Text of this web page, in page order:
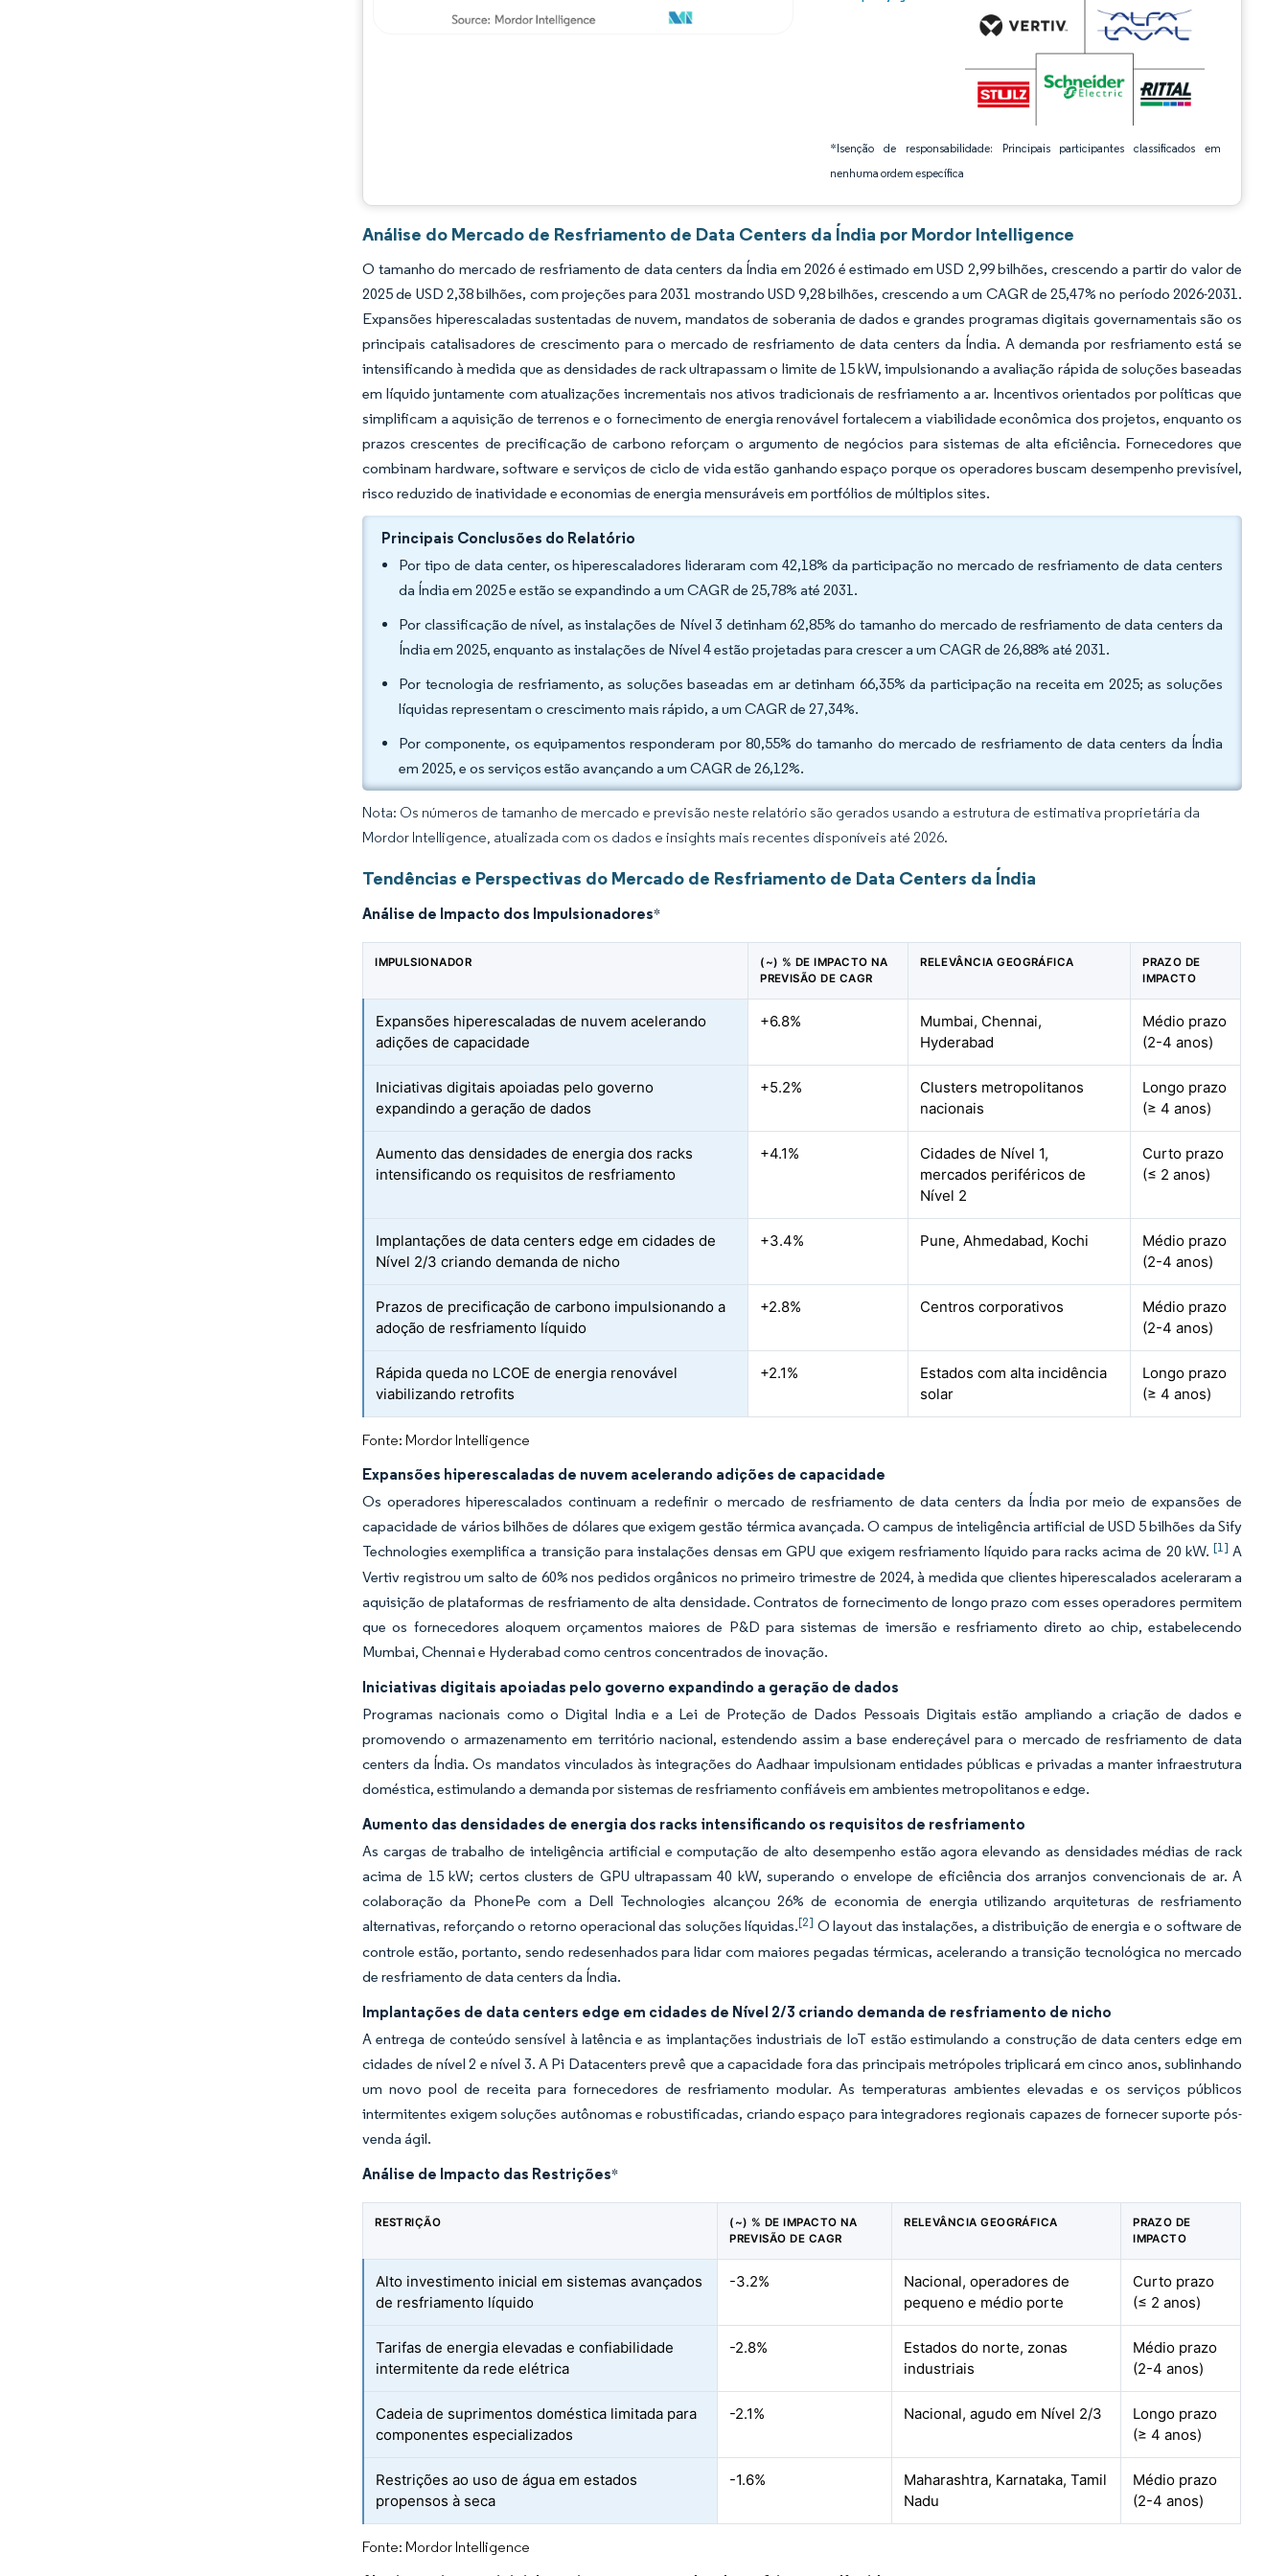
*Isenção de responsabilidade: Principais participantes classificados em
nenhuma ordem específica
Análise do Mercado de Resfriamento de Data Centers da Índia por Mordor Intelligence
O tamanho do mercado de resfriamento de data centers da Índia em 2026 é estimado em USD 2,99 bilhões, crescendo a partir do valor de
2025 de USD 2,38 bilhões, com projeções para 2031 mostrando USD 9,28 bilhões, crescendo a um CAGR de 25,47% no período 2026-2031.
Expansões hiperescaladas sustentadas de nuvem, mandatos de soberania de dados e grandes programas digitais governamentais são os
principais catalisadores de crescimento para o mercado de resfriamento de data centers da Índia. A demanda por resfriamento está se
intensificando à medida que as densidades de rack ultrapassam o limite de 15 kW, impulsionando a avaliação rápida de soluções baseadas
em líquido juntamente com atualizações incrementais nos ativos tradicionais de resfriamento a ar. Incentivos orientados por políticas que
simplificam a aquisição de terrenos e o fornecimento de energia renovável fortalecem a viabilidade econômica dos projetos, enquanto os
prazos crescentes de precificação de carbono reforçam o argumento de negócios para sistemas de alta eficiência. Fornecedores que
combinam hardware, software e serviços de ciclo de vida estão ganhando espaço porque os operadores buscam desempenho previsível,
risco reduzido de inatividade e economias de energia mensuráveis em portfólios de múltiplos sites.
Principais Conclusões do Relatório
Por tipo de data center, os hiperescaladores lideraram com 42,18% da participação no mercado de resfriamento de data centers
da Índia em 2025 e estão se expandindo a um CAGR de 25,78% até 2031.
Por classificação de nível, as instalações de Nível 3 detinham 62,85% do tamanho do mercado de resfriamento de data centers da
Índia em 2025, enquanto as instalações de Nível 4 estão projetadas para crescer a um CAGR de 26,88% até 2031.
Por tecnologia de resfriamento, as soluções baseadas em ar detinham 66,35% da participação na receita em 2025; as soluções
líquidas representam o crescimento mais rápido, a um CAGR de 27,34%.
Por componente, os equipamentos responderam por 80,55% do tamanho do mercado de resfriamento de data centers da Índia
em 2025, e os serviços estão avançando a um CAGR de 26,12%.
Nota: Os números de tamanho de mercado e previsão neste relatório são gerados usando a estrutura de estimativa proprietária da
Mordor Intelligence, atualizada com os dados e insights mais recentes disponíveis até 2026.
Tendências e Perspectivas do Mercado de Resfriamento de Data Centers da Índia
Análise de Impacto dos Impulsionadores*
IMPULSIONADOR
(~) % DE IMPACTO NA
PREVISÃO DE CAGR
RELEVÂNCIA GEOGRÁFICA
PRAZO DE
IMPACTO
Expansões hiperescaladas de nuvem acelerando
adições de capacidade
+6.8%
Mumbai, Chennai,
Hyderabad
Médio prazo
(2-4 anos)
Iniciativas digitais apoiadas pelo governo
expandindo a geração de dados
+5.2%
Clusters metropolitanos
nacionais
Longo prazo
(≥ 4 anos)
Aumento das densidades de energia dos racks
intensificando os requisitos de resfriamento
+4.1%
Cidades de Nível 1,
mercados periféricos de
Nível 2
Curto prazo
(≤ 2 anos)
Implantações de data centers edge em cidades de
Nível 2/3 criando demanda de nicho
+3.4% Pune, Ahmedabad, Kochi
Médio prazo
(2-4 anos)
Prazos de precificação de carbono impulsionando a
adoção de resfriamento líquido
+2.8% Centros corporativos
Médio prazo
(2-4 anos)
Rápida queda no LCOE de energia renovável
viabilizando retrofits
+2.1%
Estados com alta incidência
solar
Longo prazo
(≥ 4 anos)
Fonte: Mordor Intelligence
Expansões hiperescaladas de nuvem acelerando adições de capacidade
Os operadores hiperescalados continuam a redefinir o mercado de resfriamento de data centers da Índia por meio de expansões de
capacidade de vários bilhões de dólares que exigem gestão térmica avançada. O campus de inteligência artificial de USD 5 bilhões da Sify
Technologies exemplifica a transição para instalações densas em GPU que exigem resfriamento líquido para racks acima de 20 kW. [1] A
Vertiv registrou um salto de 60% nos pedidos orgânicos no primeiro trimestre de 2024, à medida que clientes hiperescalados aceleraram a
aquisição de plataformas de resfriamento de alta densidade. Contratos de fornecimento de longo prazo com esses operadores permitem
que os fornecedores aloquem orçamentos maiores de P&D para sistemas de imersão e resfriamento direto ao chip, estabelecendo
Mumbai, Chennai e Hyderabad como centros concentrados de inovação.
Iniciativas digitais apoiadas pelo governo expandindo a geração de dados
Programas nacionais como o Digital India e a Lei de Proteção de Dados Pessoais Digitais estão ampliando a criação de dados e
promovendo o armazenamento em território nacional, estendendo assim a base endereçável para o mercado de resfriamento de data
centers da Índia. Os mandatos vinculados às integrações do Aadhaar impulsionam entidades públicas e privadas a manter infraestrutura
doméstica, estimulando a demanda por sistemas de resfriamento confiáveis em ambientes metropolitanos e edge.
Aumento das densidades de energia dos racks intensificando os requisitos de resfriamento
As cargas de trabalho de inteligência artificial e computação de alto desempenho estão agora elevando as densidades médias de rack
acima de 15 kW; certos clusters de GPU ultrapassam 40 kW, superando o envelope de eficiência dos arranjos convencionais de ar. A
colaboração da PhonePe com a Dell Technologies alcançou 26% de economia de energia utilizando arquiteturas de resfriamento
alternativas, reforçando o retorno operacional das soluções líquidas.[2] O layout das instalações, a distribuição de energia e o software de
controle estão, portanto, sendo redesenhados para lidar com maiores pegadas térmicas, acelerando a transição tecnológica no mercado
de resfriamento de data centers da Índia.
Implantações de data centers edge em cidades de Nível 2/3 criando demanda de resfriamento de nicho
A entrega de conteúdo sensível à latência e as implantações industriais de IoT estão estimulando a construção de data centers edge em
cidades de nível 2 e nível 3. A Pi Datacenters prevê que a capacidade fora das principais metrópoles triplicará em cinco anos, sublinhando
um novo pool de receita para fornecedores de resfriamento modular. As temperaturas ambientes elevadas e os serviços públicos
intermitentes exigem soluções autônomas e robustificadas, criando espaço para integradores regionais capazes de fornecer suporte pós-
venda ágil.
Análise de Impacto das Restrições*
RESTRIÇÃO
(~) % DE IMPACTO NA
PREVISÃO DE CAGR
RELEVÂNCIA GEOGRÁFICA
PRAZO DE
IMPACTO
Alto investimento inicial em sistemas avançados
de resfriamento líquido
-3.2%
Nacional, operadores de
pequeno e médio porte
Curto prazo
(≤ 2 anos)
Tarifas de energia elevadas e confiabilidade
intermitente da rede elétrica
-2.8%
Estados do norte, zonas
industriais
Médio prazo
(2-4 anos)
Cadeia de suprimentos doméstica limitada para
componentes especializados
-2.1% Nacional, agudo em Nível 2/3
Longo prazo
(≥ 4 anos)
Restrições ao uso de água em estados
propensos à seca
-1.6%
Maharashtra, Karnataka, Tamil
Nadu
Médio prazo
(2-4 anos)
Fonte: Mordor Intelligence